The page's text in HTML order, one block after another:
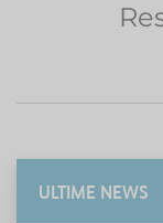
ULTIME NEWS